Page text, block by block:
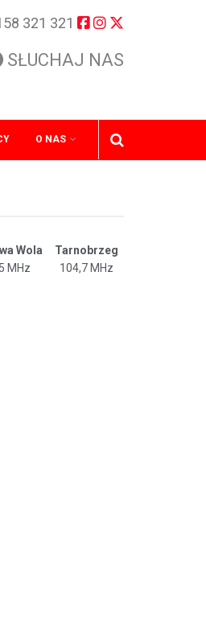
321 321
SŁUCHAJ NAS
O NAS
Wola
Tarnobrzeg
MHz 104,7 MHz